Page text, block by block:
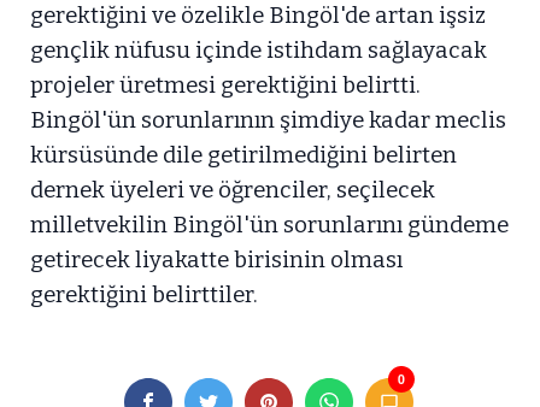
gerektiğini ve özelikle Bingöl'de artan işsiz
gençlik nüfusu içinde istihdam sağlayacak
projeler üretmesi gerektiğini belirtti.
Bingöl'ün sorunlarının şimdiye kadar meclis
kürsüsünde dile getirilmediğini belirten
dernek üyeleri ve öğrenciler, seçilecek
milletvekilin Bingöl'ün sorunlarını gündeme
getirecek liyakatte birisinin olması
gerektiğini belirttiler.
0